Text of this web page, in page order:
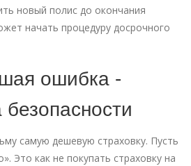
новый полис до окончания
начать процедуру досрочного
ошибка -
самую дешевую страховку. Пусть
Это как не покупать страховку на